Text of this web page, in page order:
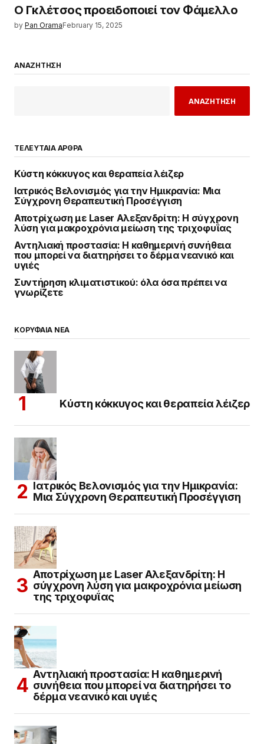
Ο Γκλέτσος προειδοποιεί τον Φάμελλο
by Pan OramaFebruary 15, 2025
ΑΝΑΖΗΤΗΣΗ
ΑΝΑΖΗΤΗΣΗ
ΤΕΛΕΥΤΑΙΑ ΑΡΘΡΑ
Κύστη κόκκυγος και θεραπεία λέιζερ
Ιατρικός Βελονισμός για την Ημικρανία: Μια
Σύγχρονη Θεραπευτική Προσέγγιση
Αποτρίχωση με Laser Αλεξανδρίτη: Η σύγχρονη
λύση για μακροχρόνια μείωση της τριχοφυΐας
Αντηλιακή προστασία: Η καθημερινή συνήθεια
που μπορεί να διατηρήσει το δέρμα νεανικό και
υγιές
Συντήρηση κλιματιστικού: όλα όσα πρέπει να
γνωρίζετε
ΚΟΡΥΦΑΙΑ ΝΕΑ
Κύστη κόκκυγος και θεραπεία λέιζερ
Ιατρικός Βελονισμός για την Ημικρανία:
Μια Σύγχρονη Θεραπευτική Προσέγγιση
Αποτρίχωση με Laser Αλεξανδρίτη: Η
σύγχρονη λύση για μακροχρόνια μείωση
της τριχοφυΐας
Αντηλιακή προστασία: Η καθημερινή
συνήθεια που μπορεί να διατηρήσει το
δέρμα νεανικό και υγιές